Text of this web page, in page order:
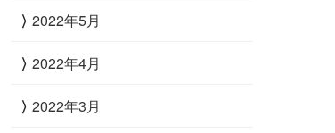
2022年5月
2022年4月
2022年3月